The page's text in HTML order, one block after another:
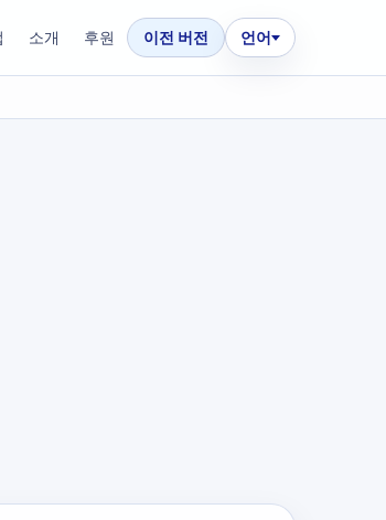
소개 후원 이전 버전 언어